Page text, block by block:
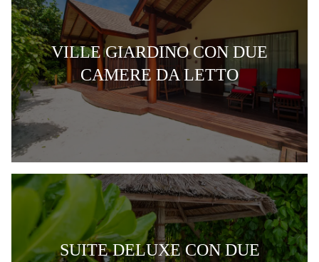
VILLE GIARDINO CON DUE
CAMERE DA LETTO
SUITE DELUXE CON DUE